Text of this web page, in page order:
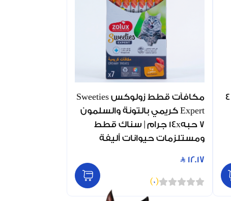
مكافآت قطط زولكس كريمي 4
مكافآت قطط زولوكس Sweeties
Expert كريمي بالتونة والسلمون
7 حبه14x جرام | سناك قطط
ومستلزمات حيوانات أليفة
12.17
(
0
)